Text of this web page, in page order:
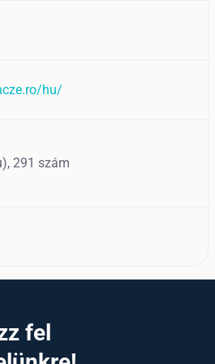
hu/
291 szám
fel